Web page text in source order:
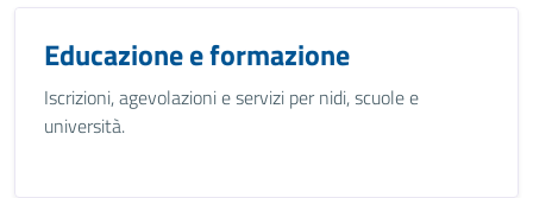
Educazione e formazione
Iscrizioni, agevolazioni e servizi per nidi, scuole e
università.